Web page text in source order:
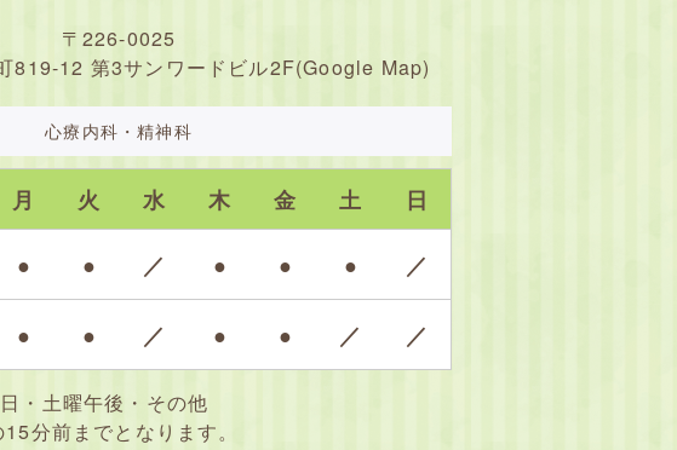
〒226-0025
819-12 第3サンワードビル2F(Google Map)
心療内科・精神科
月 火 水 木 金 土 日
● ● ／ ● ● ● ／
● ● ／ ● ● ／ ／
・土曜午後・その他
分前までとなります。